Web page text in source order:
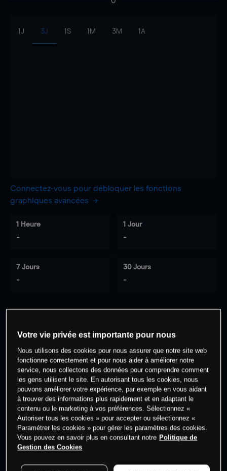
1J 3J 1S 1M 3M 1A
Connectez-vous pour débloquer les fonctions
graphiques avancées
1 Heure
-
1 Jour
-
7 Jours
-
30 Jours
-
cet actif
Commencez à trader
Les prix sont indicatifs.Connectez-vous pour voir les
dernières données du marché.
Votre vie privée est importante pour nous
Nous utilisons des cookies pour nous assurer que notre site web
fonctionne correctement et pour nous aider à améliorer notre
service, nous collectons des données pour comprendre comment
les gens utilisent le site. En autorisant tous les cookies, nous
pouvons améliorer votre expérience, par exemple en vous aidant
à trouver des informations plus rapidement et en adaptant le
contenu ou le marketing à vos préférences. Sélectionnez «
Autoriser tous les cookies » pour accepter ou sélectionnez «
Paramétrer les cookies » pour gérer les paramètres des cookies.
Vous pouvez en savoir plus en consultant notre Politique de
Gestion des Cookies